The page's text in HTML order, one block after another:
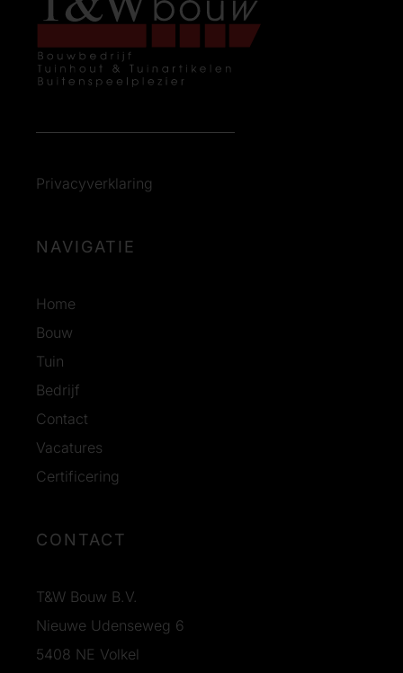
Privacyverklaring
NAVIGATIE
Home
Bouw
Tuin
Bedrijf
Contact
Vacatures
Certificering
CONTACT
T&W Bouw B.V.
Nieuwe Udenseweg 6
5408 NE Volkel